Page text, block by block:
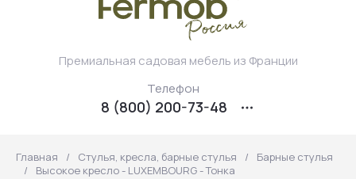
Премиальная садовая мебель из Франции
Телефон
8 (800) 200-73-48
Главная / Стулья, кресла, барные стулья /
Барные стулья
/
Высокое кресло - LUXEMBOURG - Тонка